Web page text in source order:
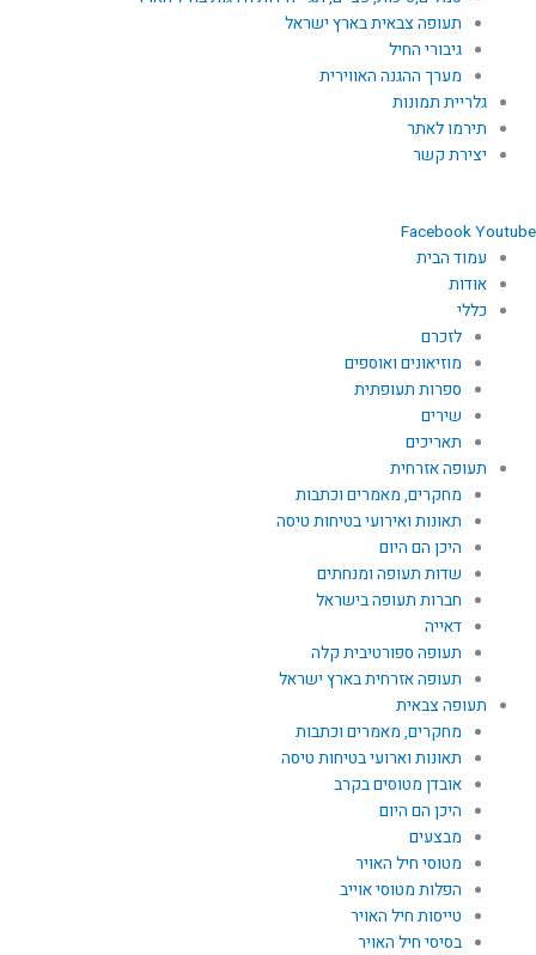
תעופה צבאית בארץ ישראל
גיבורי החיל
מערך ההגנה האווירית
גלריית תמונות
תירמו לאתר
יצירת קשר
FacebookYoutube
עמוד הבית
אודות
כללי
לזכרם
מוזיאונים ואוספים
ספרות תעופתית
שירים
תאריכים
תעופה אזרחית
מחקרים, מאמרים וכתבות
תאונות ואירועי בטיחות טיסה
היכן הם היום
שדות תעופה ומנחתים
חברות תעופה בישראל
דאייה
תעופה ספורטיבית קלה
תעופה אזרחית בארץ ישראל
תעופה צבאית
מחקרים, מאמרים וכתבות
תאונות וארועי בטיחות טיסה
אובדן מטוסים בקרב
היכן הם היום
מבצעים
מטוסי חיל האויר
הפלות מטוסי אוייב
טייסות חיל האויר
בסיסי חיל האויר